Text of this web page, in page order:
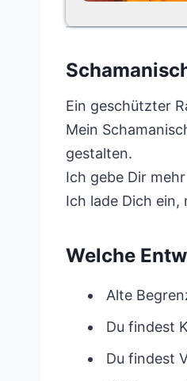
Ein geschützter
Mein
gestalten.
Ich gebe Dir
Ich lade Dich
Welche
Alte
Du findest
Du findest